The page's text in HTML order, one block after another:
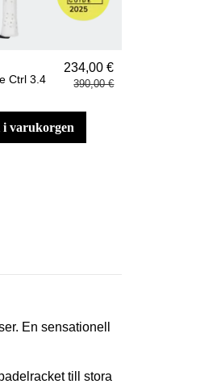
Ctrl 3.4
234,00 €
390,00 €
i varukorgen
En sensationell
till stora